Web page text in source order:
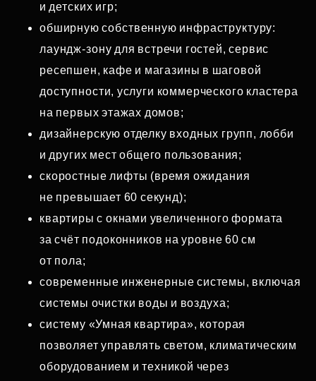
и детских игр;
обширную собственную инфраструктуру:
лаундж‑зону для встречи гостей, сервис
ресепшен, кафе и магазины в шаговой
доступности, услуги коммерческого кластера
на первых этажах домов;
дизайнерскую отделку входных групп, лобби
и других мест общего пользования;
скоростные лифты (время ожидания
не превышает 60 секунд);
квартиры с окнами увеличенного формата
за счёт подоконников на уровне 60 см
от пола;
современные инженерные системы, включая
системы очистки воды и воздуха;
систему «Умная квартира», которая
позволяет управлять светом, климатическим
оборудованием и техникой через